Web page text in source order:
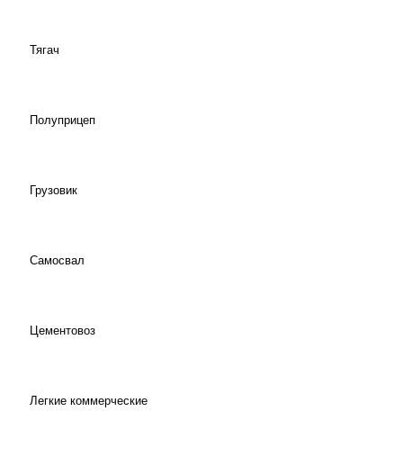
Тягач
Полуприцеп
Грузовик
Самосвал
Цементовоз
Легкие коммерческие